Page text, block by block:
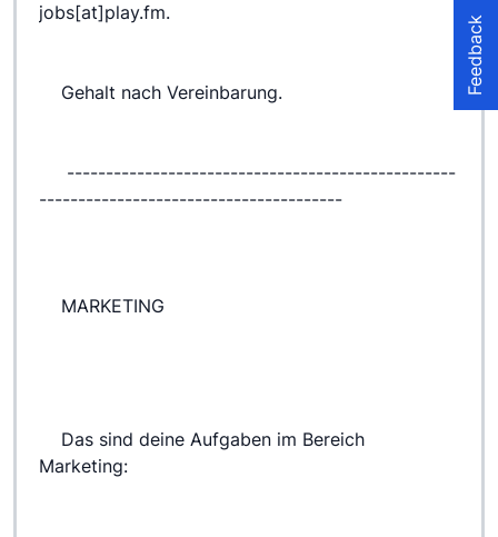
jobs[at]play.fm.
Gehalt nach Vereinbarung.
---------------------------------------
MARKETING
Marketing:
Feedback